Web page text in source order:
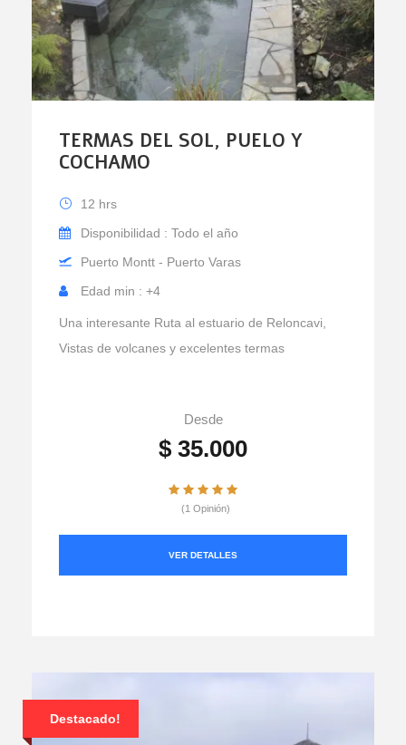
TERMAS DEL SOL, PUELO Y
COCHAMO
12 hrs
Disponibilidad : Todo el año
Puerto Montt - Puerto Varas
Edad min : +4
Una interesante Ruta al estuario de Reloncavi,
Vistas de volcanes y excelentes termas
Desde
$ 35.000
(1 Opinión)
VER DETALLES
Destacado!